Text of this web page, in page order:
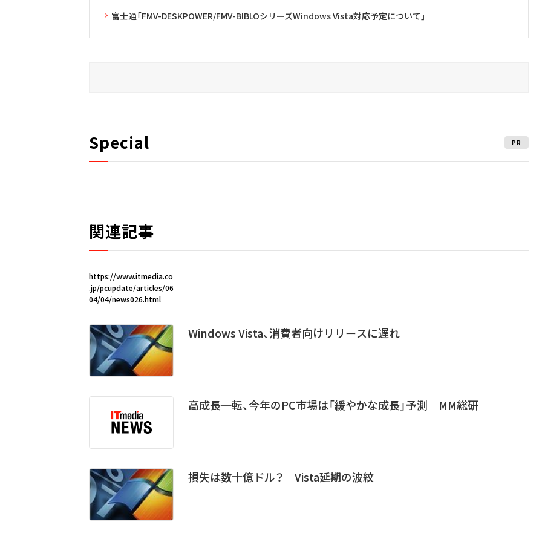
富士通「FMV-DESKPOWER/FMV-BIBLOシリーズWindows Vista対応予定について」
Special PR
関連記事
https://www.itmedia.co
.jp/pcupdate/articles/06
04/04/news026.html
Windows Vista、消費者向けリリースに遅れ
高成長一転、今年のPC市場は「緩やかな成長」予測 MM総研
損失は数十億ドル？ Vista延期の波紋